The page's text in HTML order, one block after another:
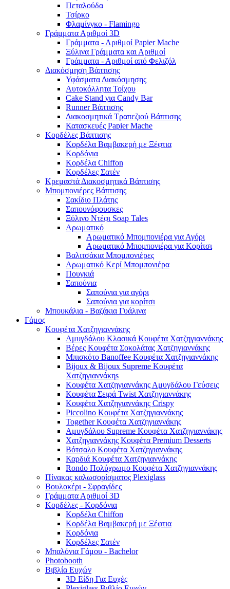
Πεταλούδα
Τσίρκο
Φλαμίνγκο - Flamingo
Γράμματα Αριθμοί 3D
Γράμματα - Αριθμοί Papier Mache
Ξύλινα Γράμματα και Αριθμοί
Γράμματα - Αριθμοί από Φελιζόλ
Διακόσμηση Βάπτισης
Υφάσματα Διακόσμησης
Αυτοκόλλητα Τοίχου
Cake Stand για Candy Bar
Runner Βάπτισης
Διακοσμητικά Τραπεζιού Βάπτισης
Κατασκευές Papier Mache
Κορδέλες Βάπτισης
Κορδέλα Βαμβακερή με Ξέφτια
Κορδόνια
Κορδέλα Chiffon
Κορδέλες Σατέν
Κρεμαστά Διακοσμητικά Βάπτισης
Μπομπονιέρες Βάπτισης
Σακίδιο Πλάτης
Σαπουνόφουσκες
Ξύλινο Ντέφι Soap Tales
Αρωματικό
Αρωματικό Μπομπονιέρα για Αγόρι
Αρωματικό Μπομπονιέρα για Κορίτσι
Βαλιτσάκια Μπομπονιέρες
Αρωματικό Κερί Μπομπονιέρα
Πουγκιά
Σαπούνια
Σαπούνια για αγόρι
Σαπούνια για κορίτσι
Μπουκάλια - Βαζάκια Γυάλινα
Γάμος
Κουφέτα Χατζηγιαννάκης
Αμυγδάλου Κλασικά Κουφέτα Χατζηγιαννάκης
Βέρες Κουφέτα Σοκολάτας Χατζηγιαννάκης
Μπισκότο Banoffee Κουφέτα Χατζηγιαννάκης
Bijoux & Bijoux Supreme Κουφέτα
Χατζηγιαννάκηs
Κουφέτα Χατζηγιαννάκης Αμυγδάλου Γεύσεις
Κουφέτα Σειρά Twist Χατζηγιαννάκης
Κουφέτα Χατζηγιαννάκης Crispy
Piccolino Κουφέτα Χατζηγιαννάκης
Together Κουφέτα Χατζηγιαννάκης
Αμυγδάλου Supreme Κουφέτα Χατζηγιαννάκης
Χατζηγιαννάκης Κουφέτα Premium Desserts
Βότσαλο Κουφέτα Χατζηγιαννάκης
Καρδιά Κουφέτα Χατζηγιαννάκης
Rondo Πολύχρωμο Κουφέτα Χατζηγιαννάκης
Πίνακας καλωσορίσματος Plexiglass
Βουλοκέρι - Σφραγίδες
Γράμματα Αριθμοί 3D
Κορδέλες - Κορδόνια
Κορδέλα Chiffon
Κορδέλα Βαμβακερή με Ξέφτια
Κορδόνια
Κορδέλες Σατέν
Μπαλόνια Γάμου - Bachelor
Photobooth
Βιβλία Ευχών
3D Είδη Για Ευχές